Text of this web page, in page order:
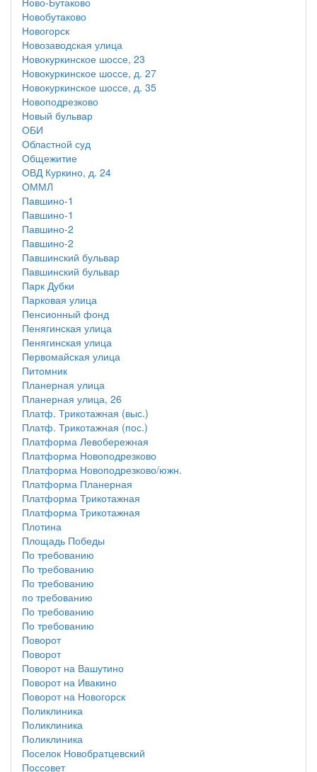
Новобутаково
Новогорск
Новозаводская улица
Новокуркинское шоссе, 23
Новокуркинское шоссе, д. 27
Новокуркинское шоссе, д. 35
Новоподрезково
Новый бульвар
ОБИ
Областной суд
Общежитие
ОВД Куркино, д. 24
ОММЛ
Павшино-1
Павшино-1
Павшино-2
Павшино-2
Павшинский бульвар
Павшинский бульвар
Парк Дубки
Парковая улица
Пенсионный фонд
Пенягинская улица
Пенягинская улица
Первомайская улица
Питомник
Планерная улица
Планерная улица, 26
Платф. Трикотажная (выс.)
Платф. Трикотажная (пос.)
Платформа Левобережная
Платформа Новоподрезково
Платформа Новоподрезково/южн.
Платформа Планерная
Платформа Трикотажная
Платформа Трикотажная
Плотина
Площадь Победы
По требованию
По требованию
По требованию
по требованию
По требованию
По требованию
Поворот
Поворот
Поворот на Вашутино
Поворот на Ивакино
Поворот на Новогорск
Поликлиника
Поликлиника
Поликлиника
Поселок Новобратцевский
Поссовет